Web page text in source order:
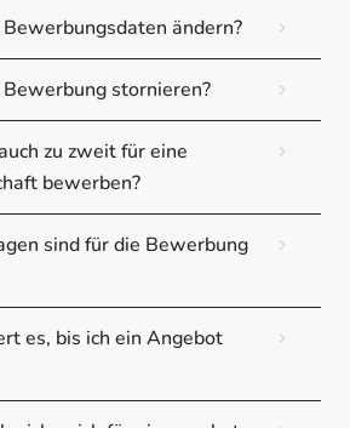
ändern?
stornieren?
zu zweit für eine
bewerben?
sind für die Bewerbung
es, bis ich ein Angebot